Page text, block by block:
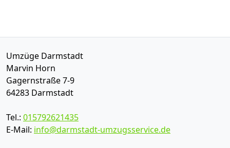
Umzüge Darmstadt
Marvin Horn
Gagernstraße 7-9
64283 Darmstadt
Tel.: 015792621435
E-Mail: info@darmstadt-umzugsservice.de